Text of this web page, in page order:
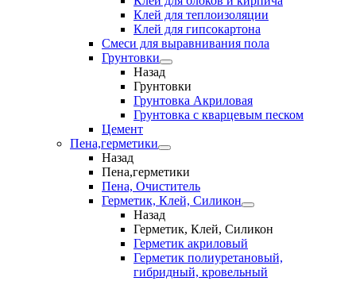
Клей для теплоизоляции
Клей для гипсокартона
Смеси для выравнивания пола
Грунтовки
Назад
Грунтовки
Грунтовка Акриловая
Грунтовка с кварцевым песком
Цемент
Пена,герметики
Назад
Пена,герметики
Пена, Очиститель
Герметик, Клей, Силикон
Назад
Герметик, Клей, Силикон
Герметик акриловый
Герметик полиуретановый,
гибридный, кровельный